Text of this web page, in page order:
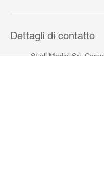
Dettagli di contatto
Studi Medici Srl, Corso